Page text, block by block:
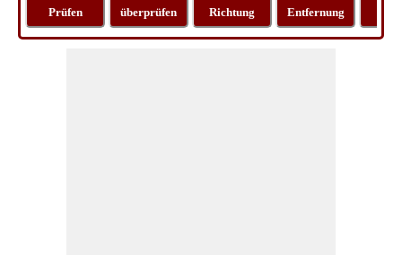
Prüfen
überprüfen
Richtung
Entfernung